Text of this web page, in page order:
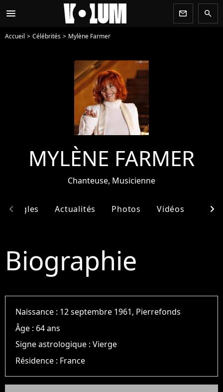
menu newsletter search
Accueil Célébrités Mylène Farmer
MYLÈNE FARMER
Chanteuse, Musicienne
Singles Actualités Photos Vidéos
chevron_left chevron_right
Biographie
Naissance : 12 septembre 1961, Pierrefonds
Âge : 64 ans
Signe astrologique :Vierge
Résidence : France